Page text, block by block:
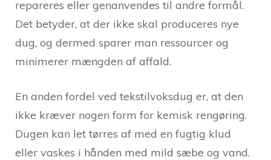
repareres eller genanvendes til andre formål.
Det betyder, at der ikke skal produceres nye
dug, og dermed sparer man ressourcer og
minimerer mængden af affald.
En anden fordel ved tekstilvoksdug er, at den
ikke kræver nogen form for kemisk rengøring.
Dugen kan let tørres af med en fugtig klud
eller vaskes i hånden med mild sæbe og vand.